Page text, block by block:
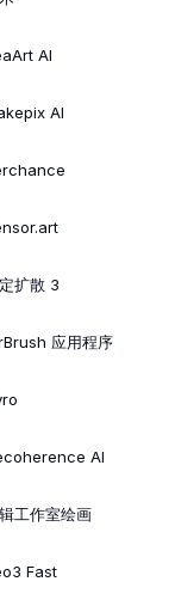
AI
AI
扩散 3
应用程序
AI
工作室绘画
Fast